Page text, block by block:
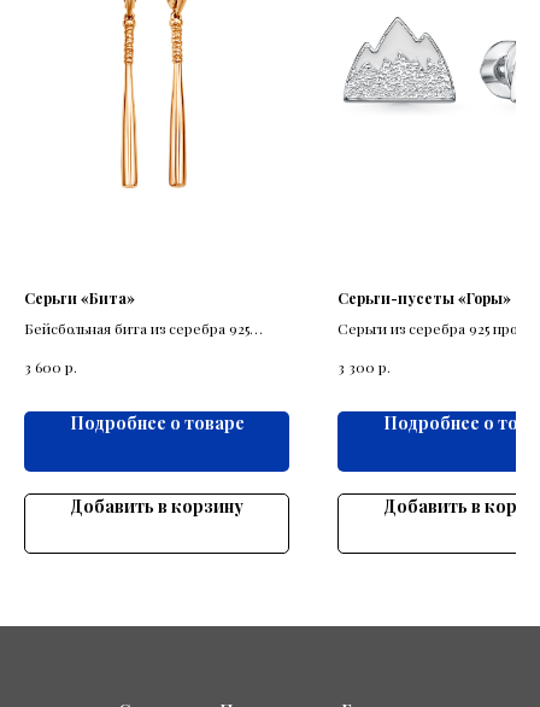
Серьги «Бита»
Бейсбольная бита из серебра 925
серёжек.
3 600 р.
Подробнее о товаре
Добавить в корзину
Серьги-пусеты «Горы»
Серьги из серебра 925 пробы
миниатюре.
3 300 р.
Подробнее о
Добавить в